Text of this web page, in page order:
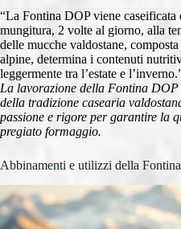
“La Fontina DOP viene caseificata
mungitura, 2 volte al giorno, alla
delle mucche valdostane,
alpine, determina i contenuti
leggermente tra l’estate e
La lavorazione della Fontina DOP
della tradizione casearia
passione e rigore per garantire la
pregiato formaggio.
Abbinamenti e utilizzi della